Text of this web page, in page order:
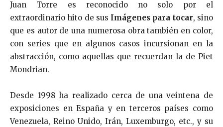
Juan Torre es reconocido no solo por el
extraordinario hito de sus Imágenes para tocar, sino
que es autor de una numerosa obra también en color,
con series que en algunos casos incursionan en la
abstracción, como aquellas que recuerdan la de Piet
Mondrian.
Desde 1998 ha realizado cerca de una veintena de
exposiciones en España y en terceros países como
Venezuela, Reino Unido, Irán, Luxemburgo, etc., y su